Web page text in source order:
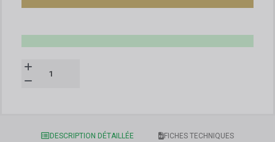
DESCRIPTION DÉTAILLÉE FICHES TECHNIQUES